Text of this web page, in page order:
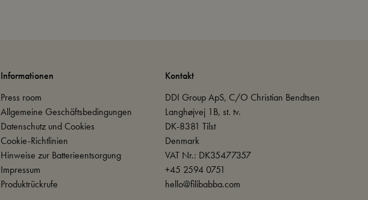
Informationen
Press room
Allgemeine Geschäftsbedingungen
Datenschutz und Cookies
Cookie-Richtlinien
Hinweise zur Batterieentsorgung
Impressum
Produktrückrufe
Kontakt
DDI Group ApS, C/O Christian Bendtsen
Langhøjvej 1B, st. tv.
DK-8381 Tilst
Denmark
VAT Nr.: DK35477357
+45 2594 0751
hello@filibabba.com